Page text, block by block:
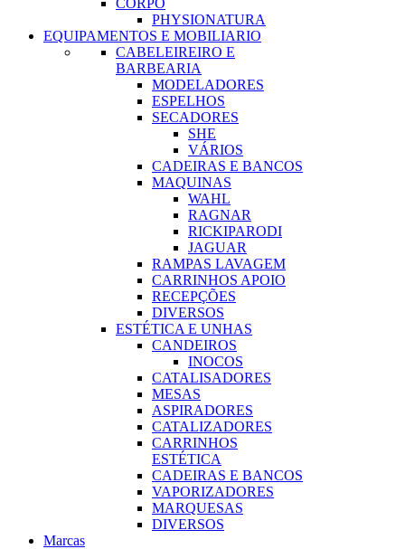
PHYSIONATURA
EQUIPAMENTOS E MOBILIARIO
CABELEIREIRO E
BARBEARIA
MODELADORES
ESPELHOS
SECADORES
SHE
VÁRIOS
CADEIRAS E BANCOS
MAQUINAS
WAHL
RAGNAR
RICKIPARODI
JAGUAR
RAMPAS LAVAGEM
CARRINHOS APOIO
RECEPÇÕES
DIVERSOS
ESTÉTICA E UNHAS
CANDEIROS
INOCOS
CATALISADORES
MESAS
ASPIRADORES
CATALIZADORES
CARRINHOS
ESTÉTICA
CADEIRAS E BANCOS
VAPORIZADORES
MARQUESAS
DIVERSOS
Marcas